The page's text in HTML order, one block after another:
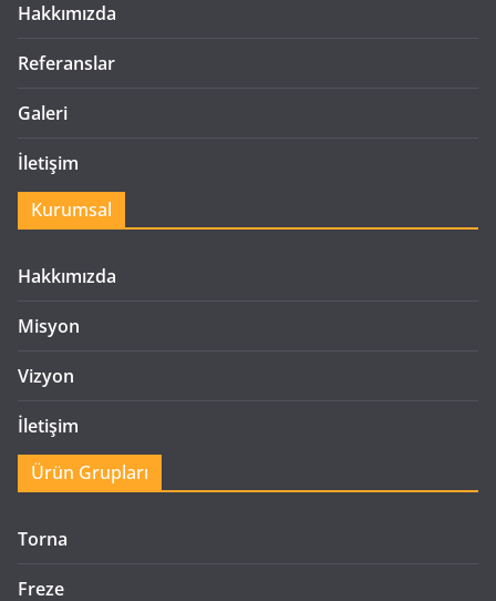
Hakkımızda
Referanslar
Galeri
İletişim
Kurumsal
Hakkımızda
Misyon
Vizyon
İletişim
Ürün Grupları
Torna
Freze